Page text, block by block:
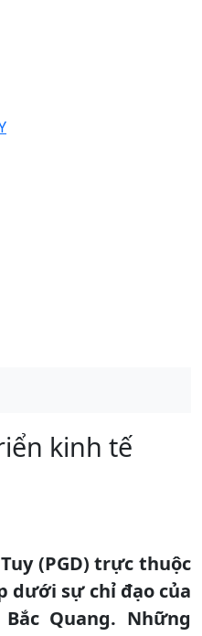
kinh tế
(PGD) trực thuộc
dưới sự chỉ đạo của
Quang. Những